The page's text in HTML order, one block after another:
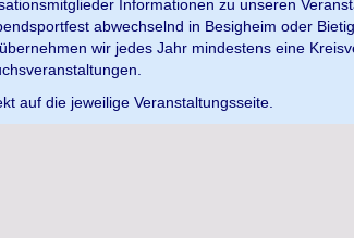
Informationen zu unseren
abwechselnd in Besigheim oder
wir jedes Jahr mindestens eine
auf die jeweilige Veranstaltungsseite.